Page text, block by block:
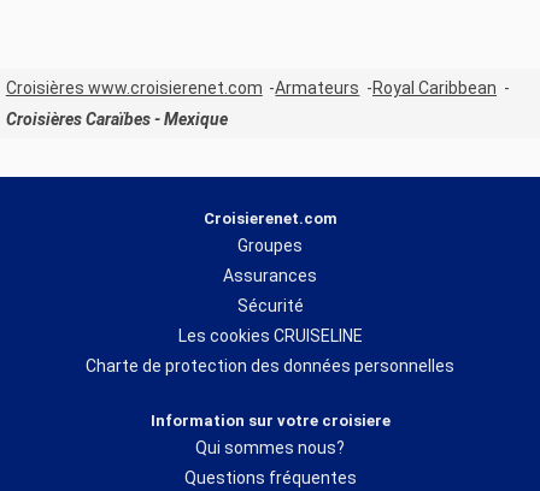
Croisières www.croisierenet.com Armateurs
Royal Caribbean
Croisières Caraïbes - Mexique
Croisierenet.com
Groupes
Assurances
Sécurité
Les cookies CRUISELINE
Charte de protection des données personnelles
Information sur votre croisiere
Qui sommes nous?
Questions fréquentes